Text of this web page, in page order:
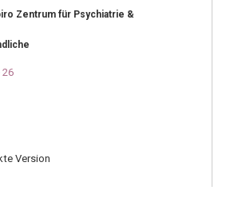
Zentrum für Psychiatrie &
Version